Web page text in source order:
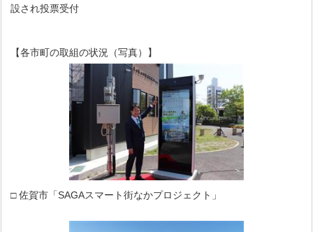
設され投票受付
【各市町の取組の状況（写真）】
□ 佐賀市「SAGAスマート街なかプロジェクト」